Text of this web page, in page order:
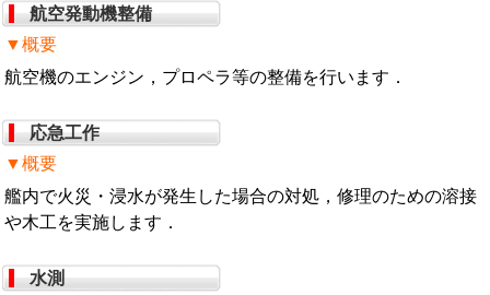
航空発動機整備
▼概要
航空機のエンジン，プロペラ等の整備を行います．
応急工作
▼概要
艦内で火災・浸水が発生した場合の対処，修理のための溶接
や木工を実施します．
水測